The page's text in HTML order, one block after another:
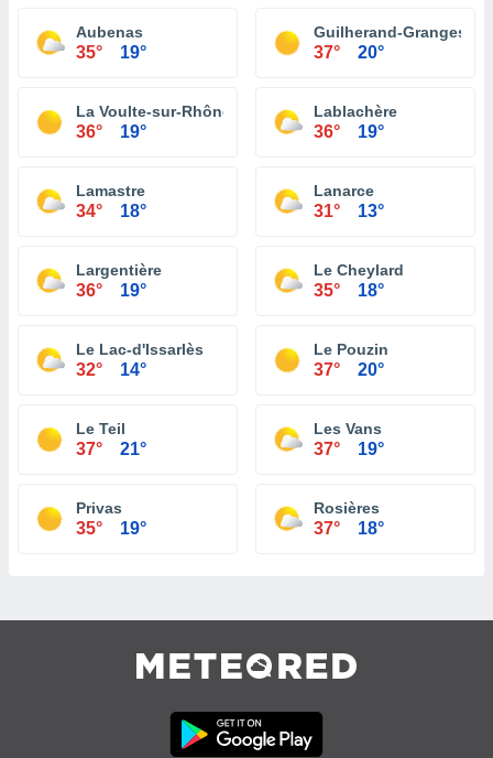
Aubenas
35° 19°
Guilherand-Granges
37° 20°
La Voulte-sur-Rhône
36° 19°
Lablachère
36° 19°
Lamastre
34° 18°
Lanarce
31° 13°
Largentière
36° 19°
Le Cheylard
35° 18°
Le Lac-d'Issarlès
32° 14°
Le Pouzin
37° 20°
Le Teil
37° 21°
Les Vans
37° 19°
Privas
35° 19°
Rosières
37° 18°